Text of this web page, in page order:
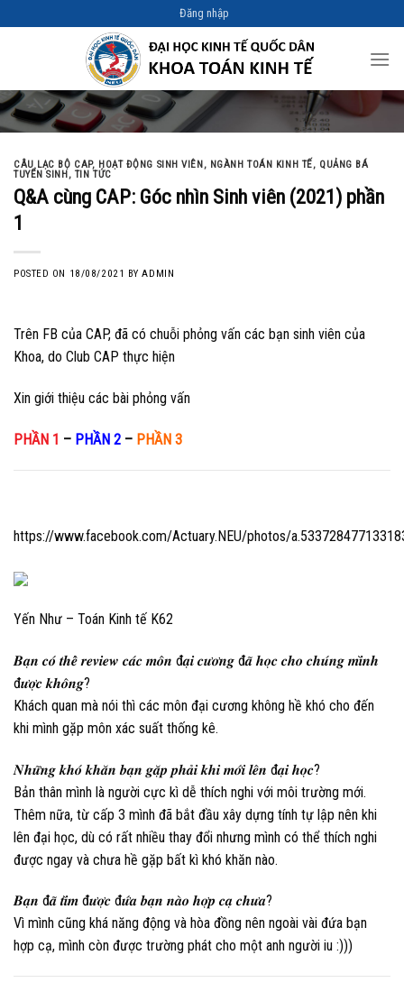
to
Đăng nhập
CÂU LẠC BỘ CAP, HOẠT ĐỘNG SINH VIÊN, NGÀNH TOÁN KINH TẾ, QUẢNG BÁ
TUYỂN SINH, TIN TỨC
Q&A cùng CAP: Góc nhìn Sinh viên (2021) phần
1
POSTED ON 18/08/2021 BYADMIN
Trên FB của CAP, đã có chuỗi phỏng vấn các bạn sinh viên của
Khoa, do Club CAP thực hiện
Xin giới thiệu các bài phỏng vấn
PHẦN 1 – PHẦN 2 – PHẦN 3
https://www.facebook.com/Actuary.NEU/photos/
Yến Như – Toán Kinh tế K62
𝑩𝒂̣𝒏 𝒄𝒐́ 𝒕𝒉𝒆̂̉ 𝒓𝒆𝒗𝒊𝒆𝒘 𝒄𝒂́𝒄 𝒎𝒐̂𝒏 đ𝒂̣𝒊 𝒄𝒖̛𝒐̛𝒏𝒈 đ𝒂̃ 𝒉𝒐̣𝒄 𝒄𝒉𝒐 𝒄𝒉𝒖́𝒏𝒈 𝒎𝒊̀𝒏𝒉
đ𝒖̛𝒐̛̣𝒄 𝒌𝒉𝒐̂𝒏𝒈?
Khách quan mà nói thì các môn đại cương không hề khó cho đến
khi mình gặp môn xác suất thống kê.
𝑵𝒉𝒖̛̃𝒏𝒈 𝒌𝒉𝒐́ 𝒌𝒉𝒂̆𝒏 𝒃𝒂̣𝒏 𝒈𝒂̣̆𝒑 𝒑𝒉𝒂̉𝒊 𝒌𝒉𝒊 𝒎𝒐̛́𝒊 𝒍𝒆̂𝒏 đ𝒂̣𝒊 𝒉𝒐̣𝒄?
Bản thân mình là người cực kì dễ thích nghi với môi trường mới.
Thêm nữa, từ cấp 3 mình đã bắt đầu xây dựng tính tự lập nên khi
lên đại học, dù có rất nhiều thay đổi nhưng mình có thể thích nghi
được ngay và chưa hề gặp bất kì khó khăn nào.
𝑩𝒂̣𝒏 đ𝒂̃ 𝒕𝒊̀𝒎 đ𝒖̛𝒐̛̣𝒄 đ𝒖̛́𝒂 𝒃𝒂̣𝒏 𝒏𝒂̀𝒐 𝒉𝒐̛̣𝒑 𝒄𝒂̣ 𝒄𝒉𝒖̛𝒂?
Vì mình cũng khá năng động và hòa đồng nên ngoài vài đứa bạn
hợp cạ, mình còn được trường phát cho một anh người iu :)))